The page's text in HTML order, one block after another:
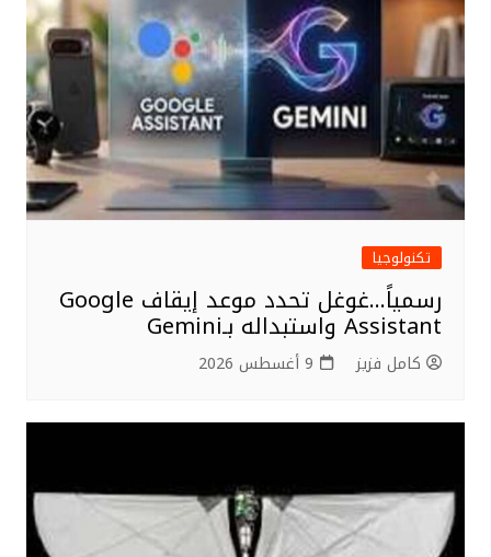
تكنولوجيا
رسمياً…غوغل تحدد موعد إيقاف Google
Assistant واستبداله بـGemini
كامل فزيز 9 أغسطس 2026